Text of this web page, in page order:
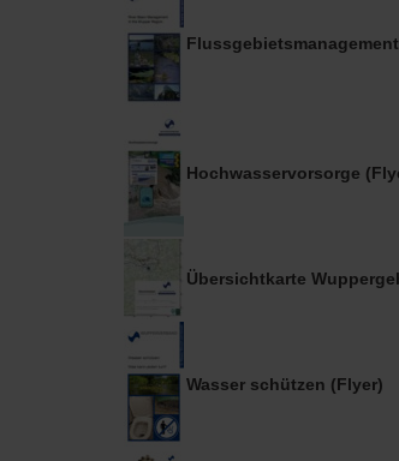
Hochwasservorsorge
Übersichtkarte
Wasser schützen (Flyer)